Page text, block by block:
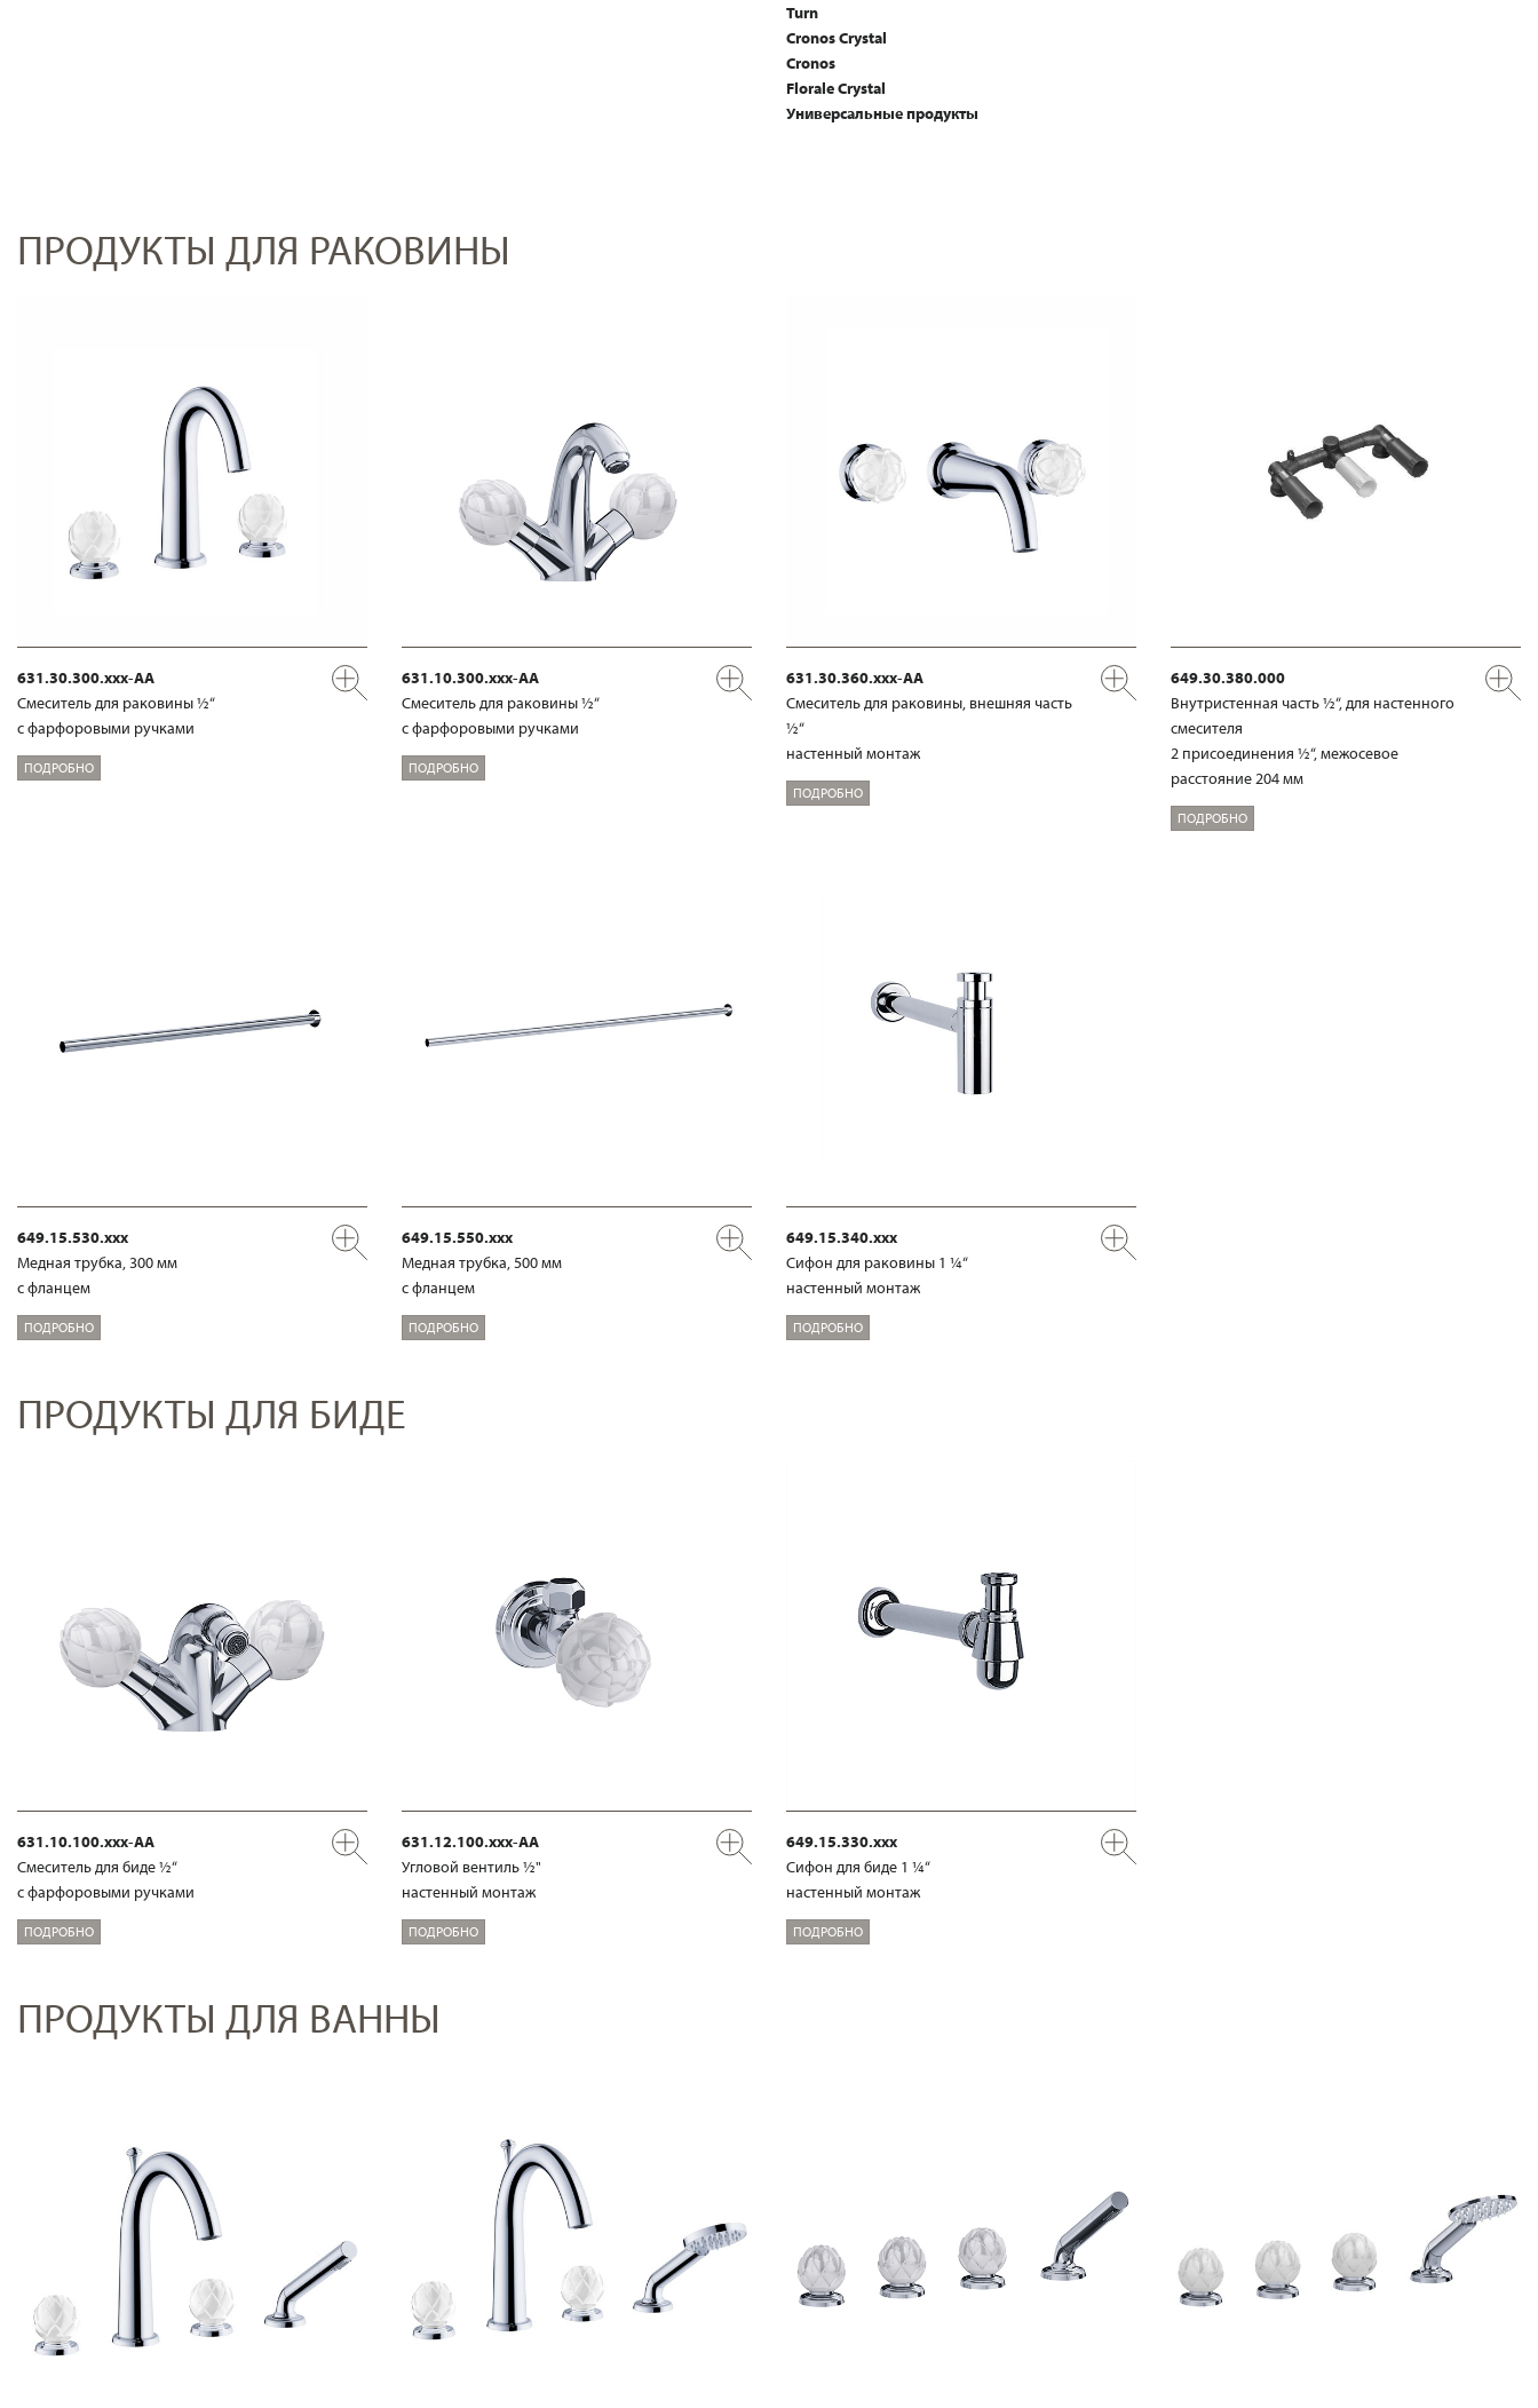
Turn
Cronos Crystal
Cronos
Florale Crystal
Универсальные продукты
ПРОДУКТЫ ДЛЯ РАКОВИНЫ
631.30.300.xxx-AA
Смеситель для раковины ½“
с фарфоровыми ручками
ПОДРОБНО
631.10.300.xxx-AA
Смеситель для раковины ½“
с фарфоровыми ручками
ПОДРОБНО
631.30.360.xxx-AA
Смеситель для раковины, внешняя часть
½“
настенный монтаж
ПОДРОБНО
649.30.380.000
Внутристенная часть ½“, для настенного
смесителя
2 присоединения ½“, межосевое
расстояние 204 мм
ПОДРОБНО
649.15.530.xxx
Медная трубка, 300 мм
с фланцем
ПОДРОБНО
649.15.550.xxx
Медная трубка, 500 мм
с фланцем
ПОДРОБНО
649.15.340.xxx
Сифон для раковины 1 ¼“
настенный монтаж
ПОДРОБНО
ПРОДУКТЫ ДЛЯ БИДЕ
631.10.100.xxx-AA
Смеситель для биде ½“
с фарфоровыми ручками
ПОДРОБНО
631.12.100.xxx-AA
Угловой вентиль ½"
настенный монтаж
ПОДРОБНО
649.15.330.xxx
Сифон для биде 1 ¼“
настенный монтаж
ПОДРОБНО
ПРОДУКТЫ ДЛЯ ВАННЫ